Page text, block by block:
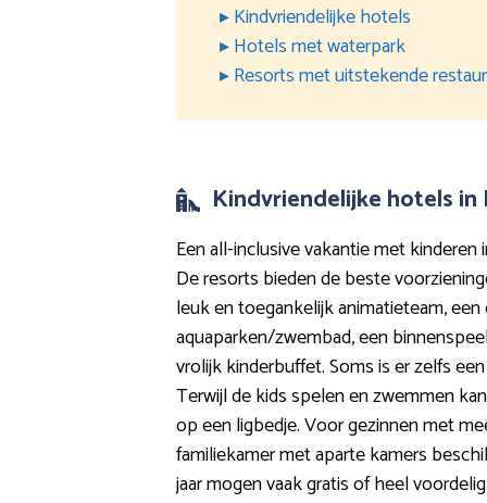
▸ Kindvriendelijke hotels
▸ Hotels met waterpark
▸ Resorts met uitstekende
Kindvriendelijke hotels in
Een all-inclusive vakantie met
De resorts bieden de beste
leuk en toegankelijk animatieteam,
aquaparken/zwembad, een
vrolijk kinderbuffet. Soms is er zelfs
Terwijl de kids spelen en zwemmen
op een ligbedje. Voor gezinnen met
familiekamer met aparte kamers
jaar mogen vaak gratis of heel